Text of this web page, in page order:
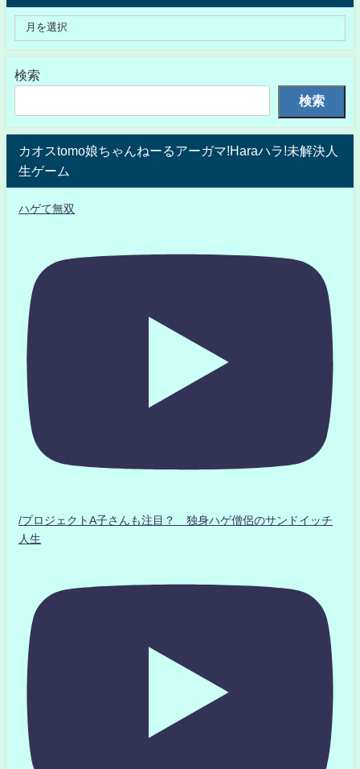
検索
検索
カオスtomo娘ちゃんねーるアーガマ!Haraハラ!未解決人
生ゲーム
ハゲて無双
/プロジェクトA子さんも注目？ 独身ハゲ僧侶のサンドイッチ
人生